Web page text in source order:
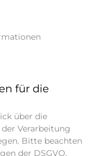
für die
über die
Verarbeitung
Bitte beachten
der DSGVO,